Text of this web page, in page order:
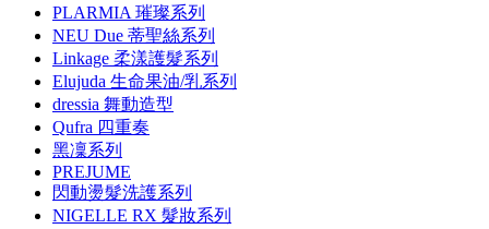
PLARMIA 璀璨系列
NEU Due 蒂聖絲系列
Linkage 柔漾護髮系列
Elujuda 生命果油/乳系列
dressia 舞動造型
Qufra 四重奏
黑凜系列
PREJUME
閃動燙髮洗護系列
NIGELLE RX 髮妝系列